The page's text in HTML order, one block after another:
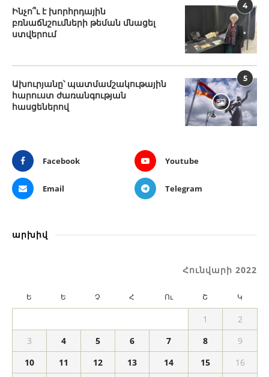
4
Ինչո՞ւ է խորհրդային
բռնաճնշումների թեման մնացել
ստվերում
5
Ախուրյանը՝ պատմամշակութային
հարուստ ժառանգության
հասցեներով
Facebook Youtube
Email Telegram
արխիվ
Հունվարի 2022
Ե Ե Չ Հ Ու Շ Կ
1
2
3
4 5 6 7 8
9
10
11 12 13 14 15
16